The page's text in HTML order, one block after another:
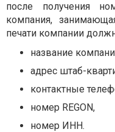
после получения
компания,
печати компании
название
адрес штаб-
контактные
номер REGON,
номер ИНН.